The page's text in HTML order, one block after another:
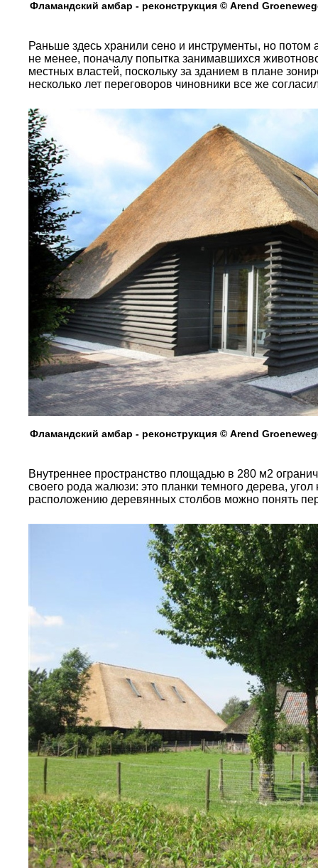
Фламандский амбар - реконструкция © Arend
Раньше здесь хранили сено и инструменты, но
не менее, поначалу попытка занимавшихся
местных властей, поскольку за зданием в плане
несколько лет переговоров чиновники все же
Фламандский амбар - реконструкция © Arend
Внутреннее пространство площадью в 280 м2
своего рода жалюзи: это планки темного дерева,
расположению деревянных столбов можно понять